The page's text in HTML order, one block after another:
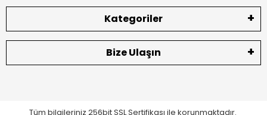
Kategoriler
Bize Ulaşın
Tüm bilgileriniz 256bit SSL Sertifikası ile korunmaktadır.